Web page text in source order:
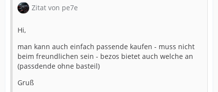
Zitat von pe7e
Hi,
man kann auch einfach passende kaufen - muss nicht
beim freundlichen sein - bezos bietet auch welche an
(passdende ohne basteil)
Gruß